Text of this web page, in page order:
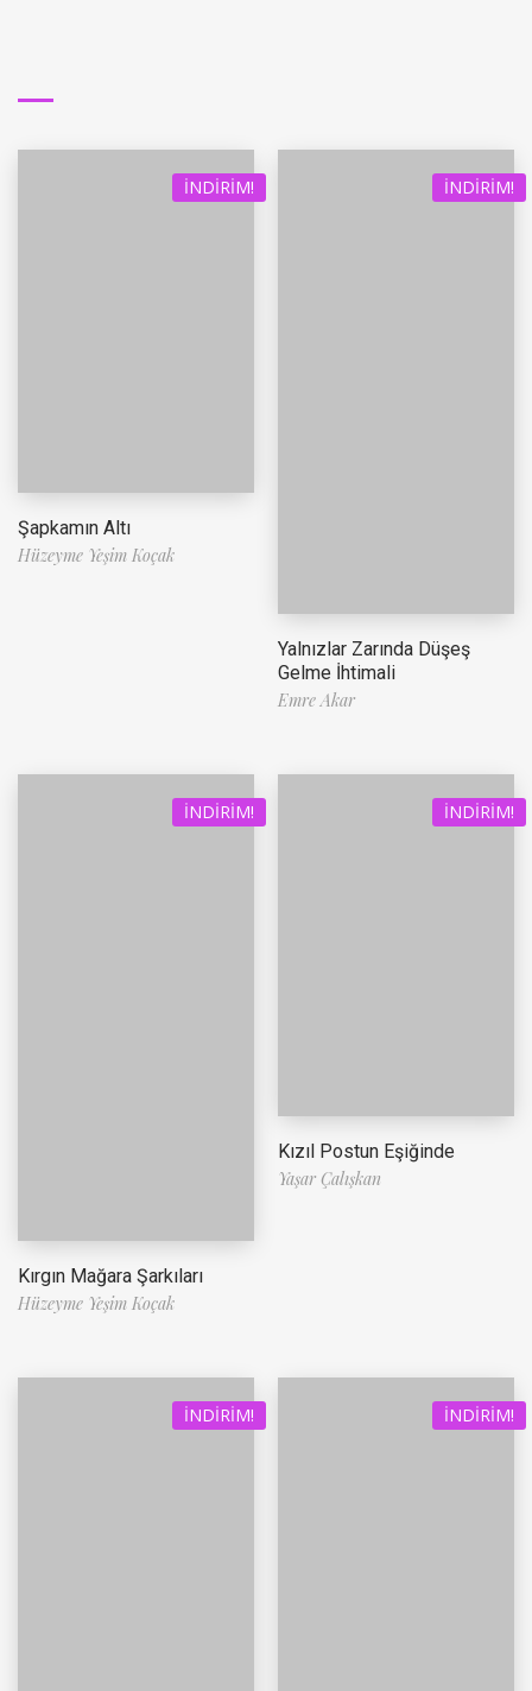
İNDIRIM!
Şapkamın Altı
Hüzeyme Yeşim Koçak
İNDIRIM!
Yalnızlar Zarında Düşeş
Gelme İhtimali
Emre Akar
İNDIRIM!
Kırgın Mağara Şarkıları
Hüzeyme Yeşim Koçak
İNDIRIM!
Kızıl Postun Eşiğinde
Yaşar Çalışkan
İNDIRIM! İNDIRIM!